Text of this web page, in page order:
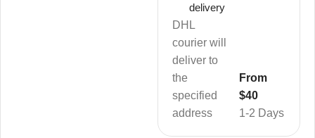
delivery
DHL
courier will
deliver to
the
specified
address
1-2 Days
From
$40